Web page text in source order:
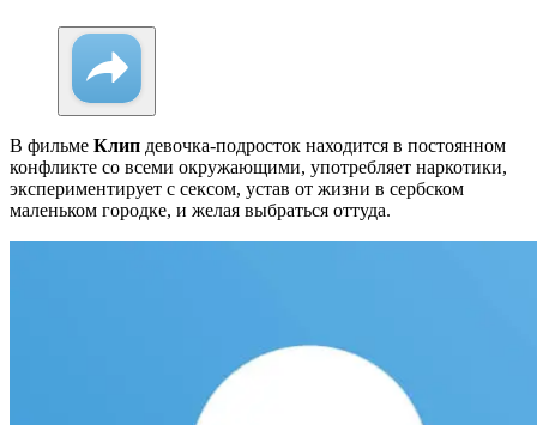
В фильме Клип девочка-подросток находится в постоянном
конфликте со всеми окружающими, употребляет наркотики,
экспериментирует с сексом, устав от жизни в сербском
маленьком городке, и желая выбраться оттуда.